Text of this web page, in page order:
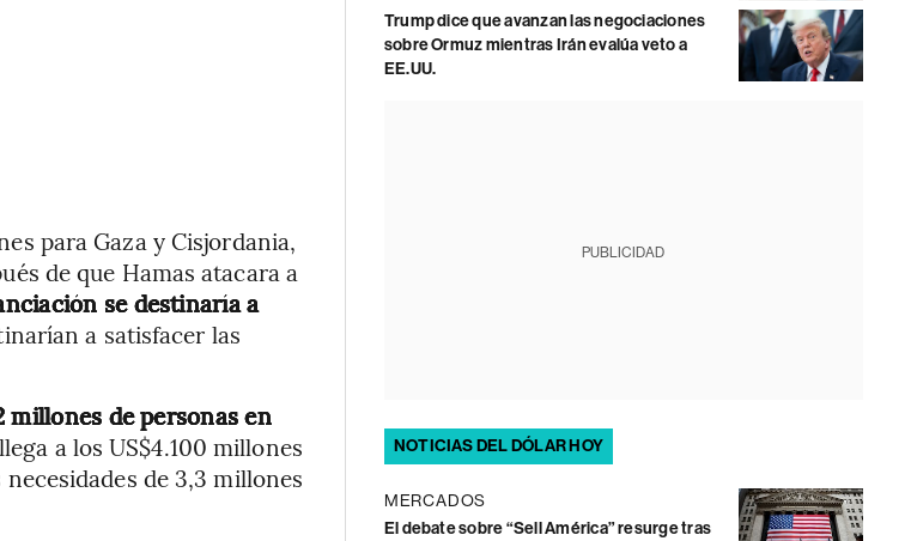
para Gaza y Cisjordania,
de que Hamas atacara a
se destinaría a
a satisfacer las
millones de personas en
a los US$4.100 millones
de 3,3 millones
Trump dice que avanzan las negociaciones
sobre Ormuz mientras Irán evalúa veto a
EE.UU.
PUBLICIDAD
NOTICIAS DEL DÓLAR HOY
MERCADOS
El debate sobre “Sell América” resurge tras